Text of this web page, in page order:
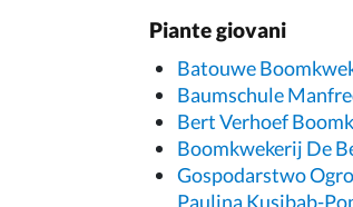
Piante giovani
Batouwe
Baumschule
Bert Verhoef
Boomkwekerij De
Gospodarstwo
Paulina Kusibab-